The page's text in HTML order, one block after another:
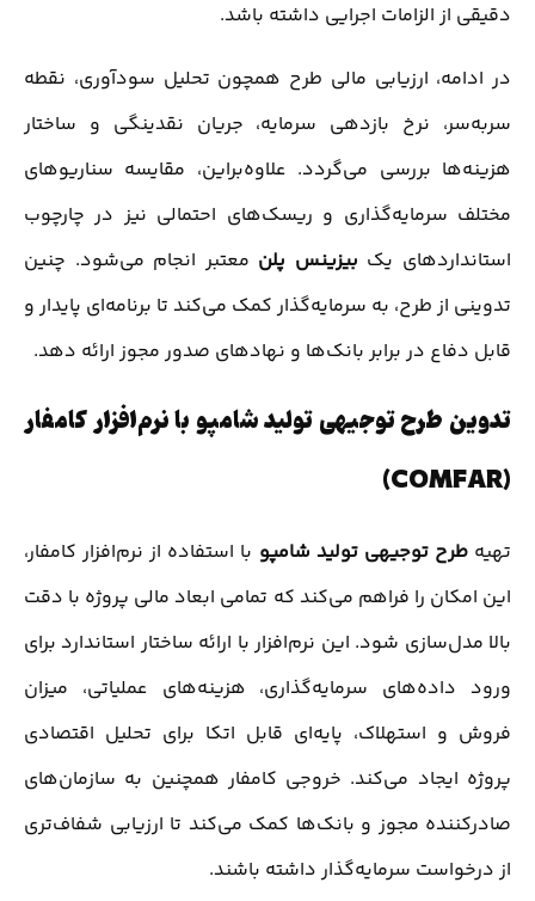
دقیقی از الزامات اجرایی داشته باشد.
در ادامه، ارزیابی مالی طرح همچون تحلیل سودآوری، نقطه
سربه‌سر، نرخ بازدهی سرمایه، جریان نقدینگی و ساختار
هزینه‌ها بررسی می‌گردد. علاوه‌براین، مقایسه سناریوهای
مختلف سرمایه‌گذاری و ریسک‌های احتمالی نیز در چارچوب
استانداردهای یک بیزینس پلن معتبر انجام می‌شود. چنین
تدوینی از طرح، به سرمایه‌گذار کمک می‌کند تا برنامه‌ای پایدار و
قابل دفاع در برابر بانک‌ها و نهادهای صدور مجوز ارائه دهد.
تدوین طرح توجیهی تولید شامپو با نرم‌افزار کامفار
(COMFAR)
تهیهطرح توجیهی تولید شامپو با استفاده از نرم‌افزار کامفار،
این امکان را فراهم می‌کند که تمامی ابعاد مالی پروژه با دقت
بالا مدل‌سازی شود. این نرم‌افزار با ارائه ساختار استاندارد برای
ورود داده‌های سرمایه‌گذاری، هزینه‌های عملیاتی، میزان
فروش و استهلاک، پایه‌ای قابل اتکا برای تحلیل اقتصادی
پروژه ایجاد می‌کند. خروجی کامفار همچنین به سازمان‌های
صادرکننده مجوز و بانک‌ها کمک می‌کند تا ارزیابی شفاف‌تری
از درخواست سرمایه‌گذار داشته باشند.